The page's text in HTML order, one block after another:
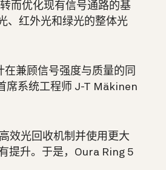
而优化现有信号通路的基
、红外光和绿光的整体光
兼顾信号强度与质量的同
席系统工程师 J-T Mäkinen
效光回收机制并使用更大
提升。于是，Oura Ring 5